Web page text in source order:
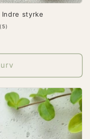
Indre styrke
(5)